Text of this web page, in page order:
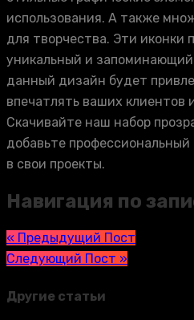
использования. А также
для творчества. Эти иконки
уникальный и
данный дизайн будет
впечатлять ваших клиентов
Скачивайте наш набор
добавьте
в свои проекты.
Навигация по
« Предыдущий Пост
Следующий Пост »
Другие статьи